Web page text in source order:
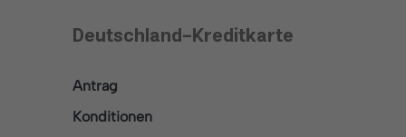
Deutschland-Kreditkarte
Antrag
Konditionen